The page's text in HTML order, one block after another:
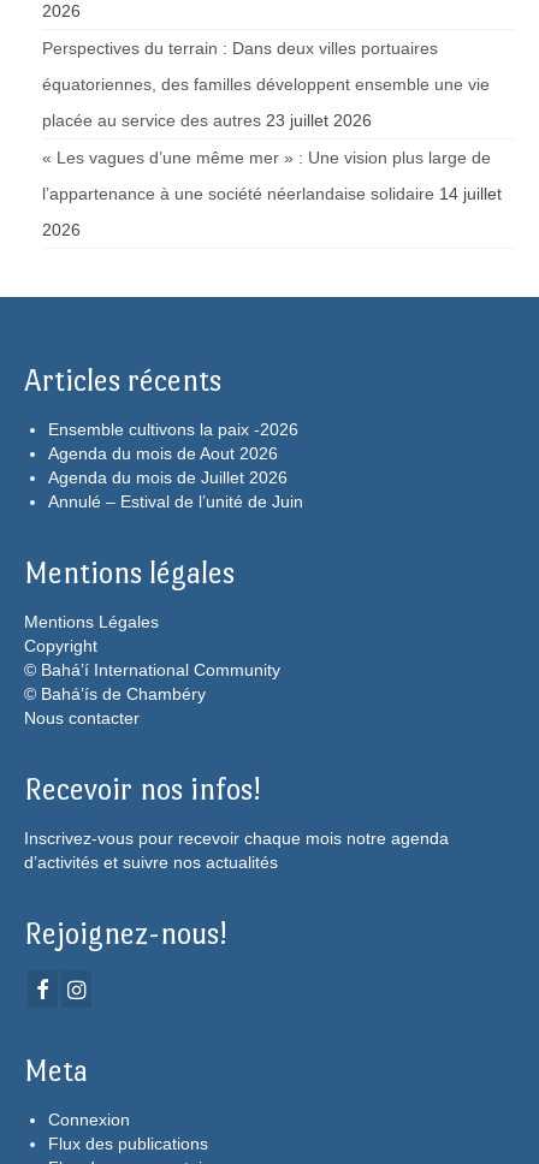
2026
Perspectives du terrain : Dans deux villes portuaires
équatoriennes, des familles développent ensemble une vie
placée au service des autres 23 juillet 2026
« Les vagues d’une même mer » : Une vision plus large de
l’appartenance à une société néerlandaise solidaire 14 juillet
2026
Articles récents
Ensemble cultivons la paix -2026
Agenda du mois de Aout 2026
Agenda du mois de Juillet 2026
Annulé – Estival de l’unité de Juin
Mentions légales
Mentions Légales
Copyright
© Bahá’í International Community
© Bahá’ís de Chambéry
Nous contacter
Recevoir nos infos!
Inscrivez-vous pour recevoir chaque mois notre agenda
d’activités et suivre nos actualités
Rejoignez-nous!
Meta
Connexion
Flux des publications